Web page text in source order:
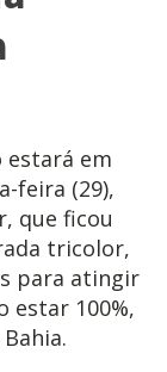
estará em
feira (29),
que ficou
tricolor,
para atingir
estar 100%,